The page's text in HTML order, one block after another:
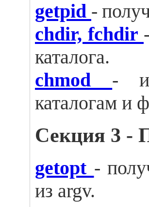
getpid -
chdir, fchdir
каталога.
chmod -
каталогам и
Секция 3 -
getopt -
из argv.